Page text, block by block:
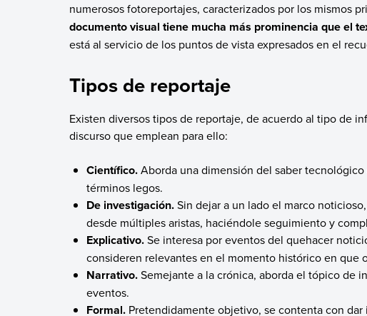
numerosos fotoreportajes, caracterizados por los mismos
documento visual tiene mucha más prominencia que el
está al servicio de los puntos de vista expresados en el
Tipos de reportaje
Existen diversos tipos de reportaje, de acuerdo al tipo de
discurso que emplean para ello:
Científico.Aborda una dimensión del saber
términos legos.
De investigación.Sin dejar a un lado el marco
desde múltiples aristas, haciéndole seguimiento y
Explicativo.Se interesa por eventos del quehacer
consideren relevantes en el momento histórico en que
Narrativo.Semejante a la crónica, aborda el tópico de
eventos.
Formal. Pretendidamente objetivo, se contenta con